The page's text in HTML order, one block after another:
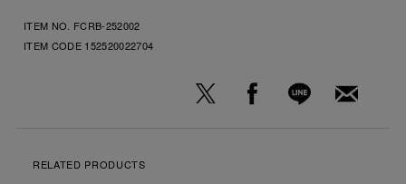
ITEM NO. FCRB-252002
ITEM CODE 152520022704
RELATED PRODUCTS